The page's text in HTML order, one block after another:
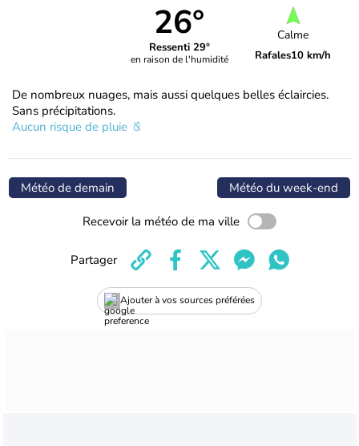
26°
Ressenti 29°
en raison de l'humidité
Calme
Rafales10 km/h
De nombreux nuages, mais aussi quelques belles éclaircies.
Sans précipitations.
Aucun risque de pluie
Météo de demain Météo du week-end
Recevoir la météo de ma ville
Ajouter à vos sources préférées
Partager